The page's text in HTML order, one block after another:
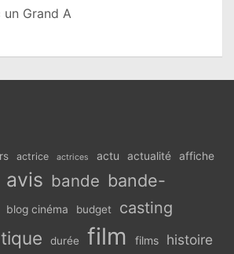
un Grand A
actrice actrices actu actualité affiche
avis bande bande-
blog cinéma budget casting
durée film films histoire